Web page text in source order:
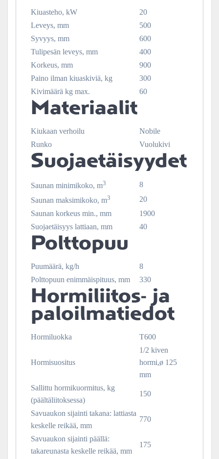
Kiuasteho, kW
20
Leveys, mm
500
Syvyys, mm
600
Tulipesän leveys, mm
400
Korkeus, mm
900
Paino ilman kiuaskiviä, kg
300
Kivimäärä kg max.
60
Materiaalit
Kiukaan verhoilu
Nobile
Runko
Vuolukivi
Suojaetäisyydet
Saunan minimikoko, m3
8
Saunan maksimikoko, m3
20
Saunan korkeus min., mm
1900
Suojaetäisyys lattiaan, mm
40
Polttopuu
Puumäärä, kg/h
8
Polttopuun enimmäispituus, mm
330
Hormiliitos- ja
paloilmatiedot
Hormiluokka T600
Hormisuositus
1/2 kiven
hormi,ø 125
mm
Sallittu hormikuormitus, kg
(päältäliitoksessa)
150
Savuaukon sijainti takana: lattiasta
keskelle reikää, mm
770
Savuaukon sijainti päällä:
takareunasta keskelle reikää, mm
175